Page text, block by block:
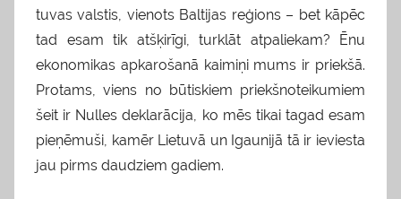
tuvas valstis, vienots Baltijas reģions – bet kāpēc
tad esam tik atšķirīgi, turklāt atpaliekam? Ēnu
ekonomikas apkarošanā kaimiņi mums ir priekšā.
Protams, viens no būtiskiem priekšnoteikumiem
šeit ir Nulles deklarācija, ko mēs tikai tagad esam
pieņēmuši, kamēr Lietuvā un Igaunijā tā ir ieviesta
jau pirms daudziem gadiem.